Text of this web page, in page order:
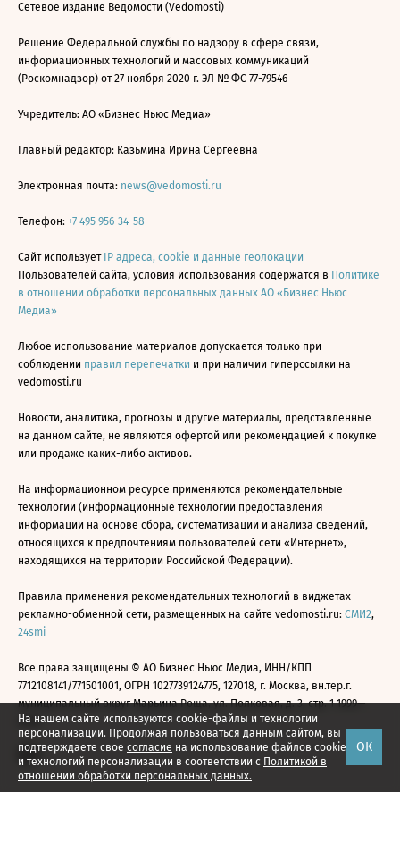
На нашем сайте используются cookie-файлы и технологии
персонализации. Продолжая пользоваться данным сайтом, вы
подтверждаете свое согласие на использование файлов cookie
и технологий персонализации в соответствии с Политикой в
отношении обработки персональных данных.
ОК
Сетевое издание Ведомости (Vedomosti)
Решение Федеральной службы по надзору в сфере связи,
информационных технологий и массовых коммуникаций
(Роскомнадзор) от 27 ноября 2020 г. ЭЛ № ФС 77-79546
Учредитель: АО «Бизнес Ньюс Медиа»
Главный редактор: Казьмина Ирина Сергеевна
Электронная почта: news@vedomosti.ru
Телефон: +7 495 956-34-58
Сайт использует IP адреса, cookie и данные геолокации
Пользователей сайта, условия использования содержатся в Политике
в отношении обработки персональных данных АО «Бизнес Ньюс
Медиа»
Любое использование материалов допускается только при
соблюдении правил перепечатки и при наличии гиперссылки на
vedomosti.ru
Новости, аналитика, прогнозы и другие материалы, представленные
на данном сайте, не являются офертой или рекомендацией к покупке
или продаже каких-либо активов.
На информационном ресурсе применяются рекомендательные
технологии (информационные технологии предоставления
информации на основе сбора, систематизации и анализа сведений,
относящихся к предпочтениям пользователей сети «Интернет»,
находящихся на территории Российской Федерации).
Правила применения рекомендательных технологий в виджетах
рекламно-обменной сети, размещенных на сайте vedomosti.ru: СМИ2,
24smi
Все права защищены © АО Бизнес Ньюс Медиа, ИНН/КПП
7712108141/771501001, ОГРН 1027739124775, 127018, г. Москва, вн.тер.г.
муниципальный округ Марьина Роща, ул. Полковая, д. 3, стр. 1 1999—
2026